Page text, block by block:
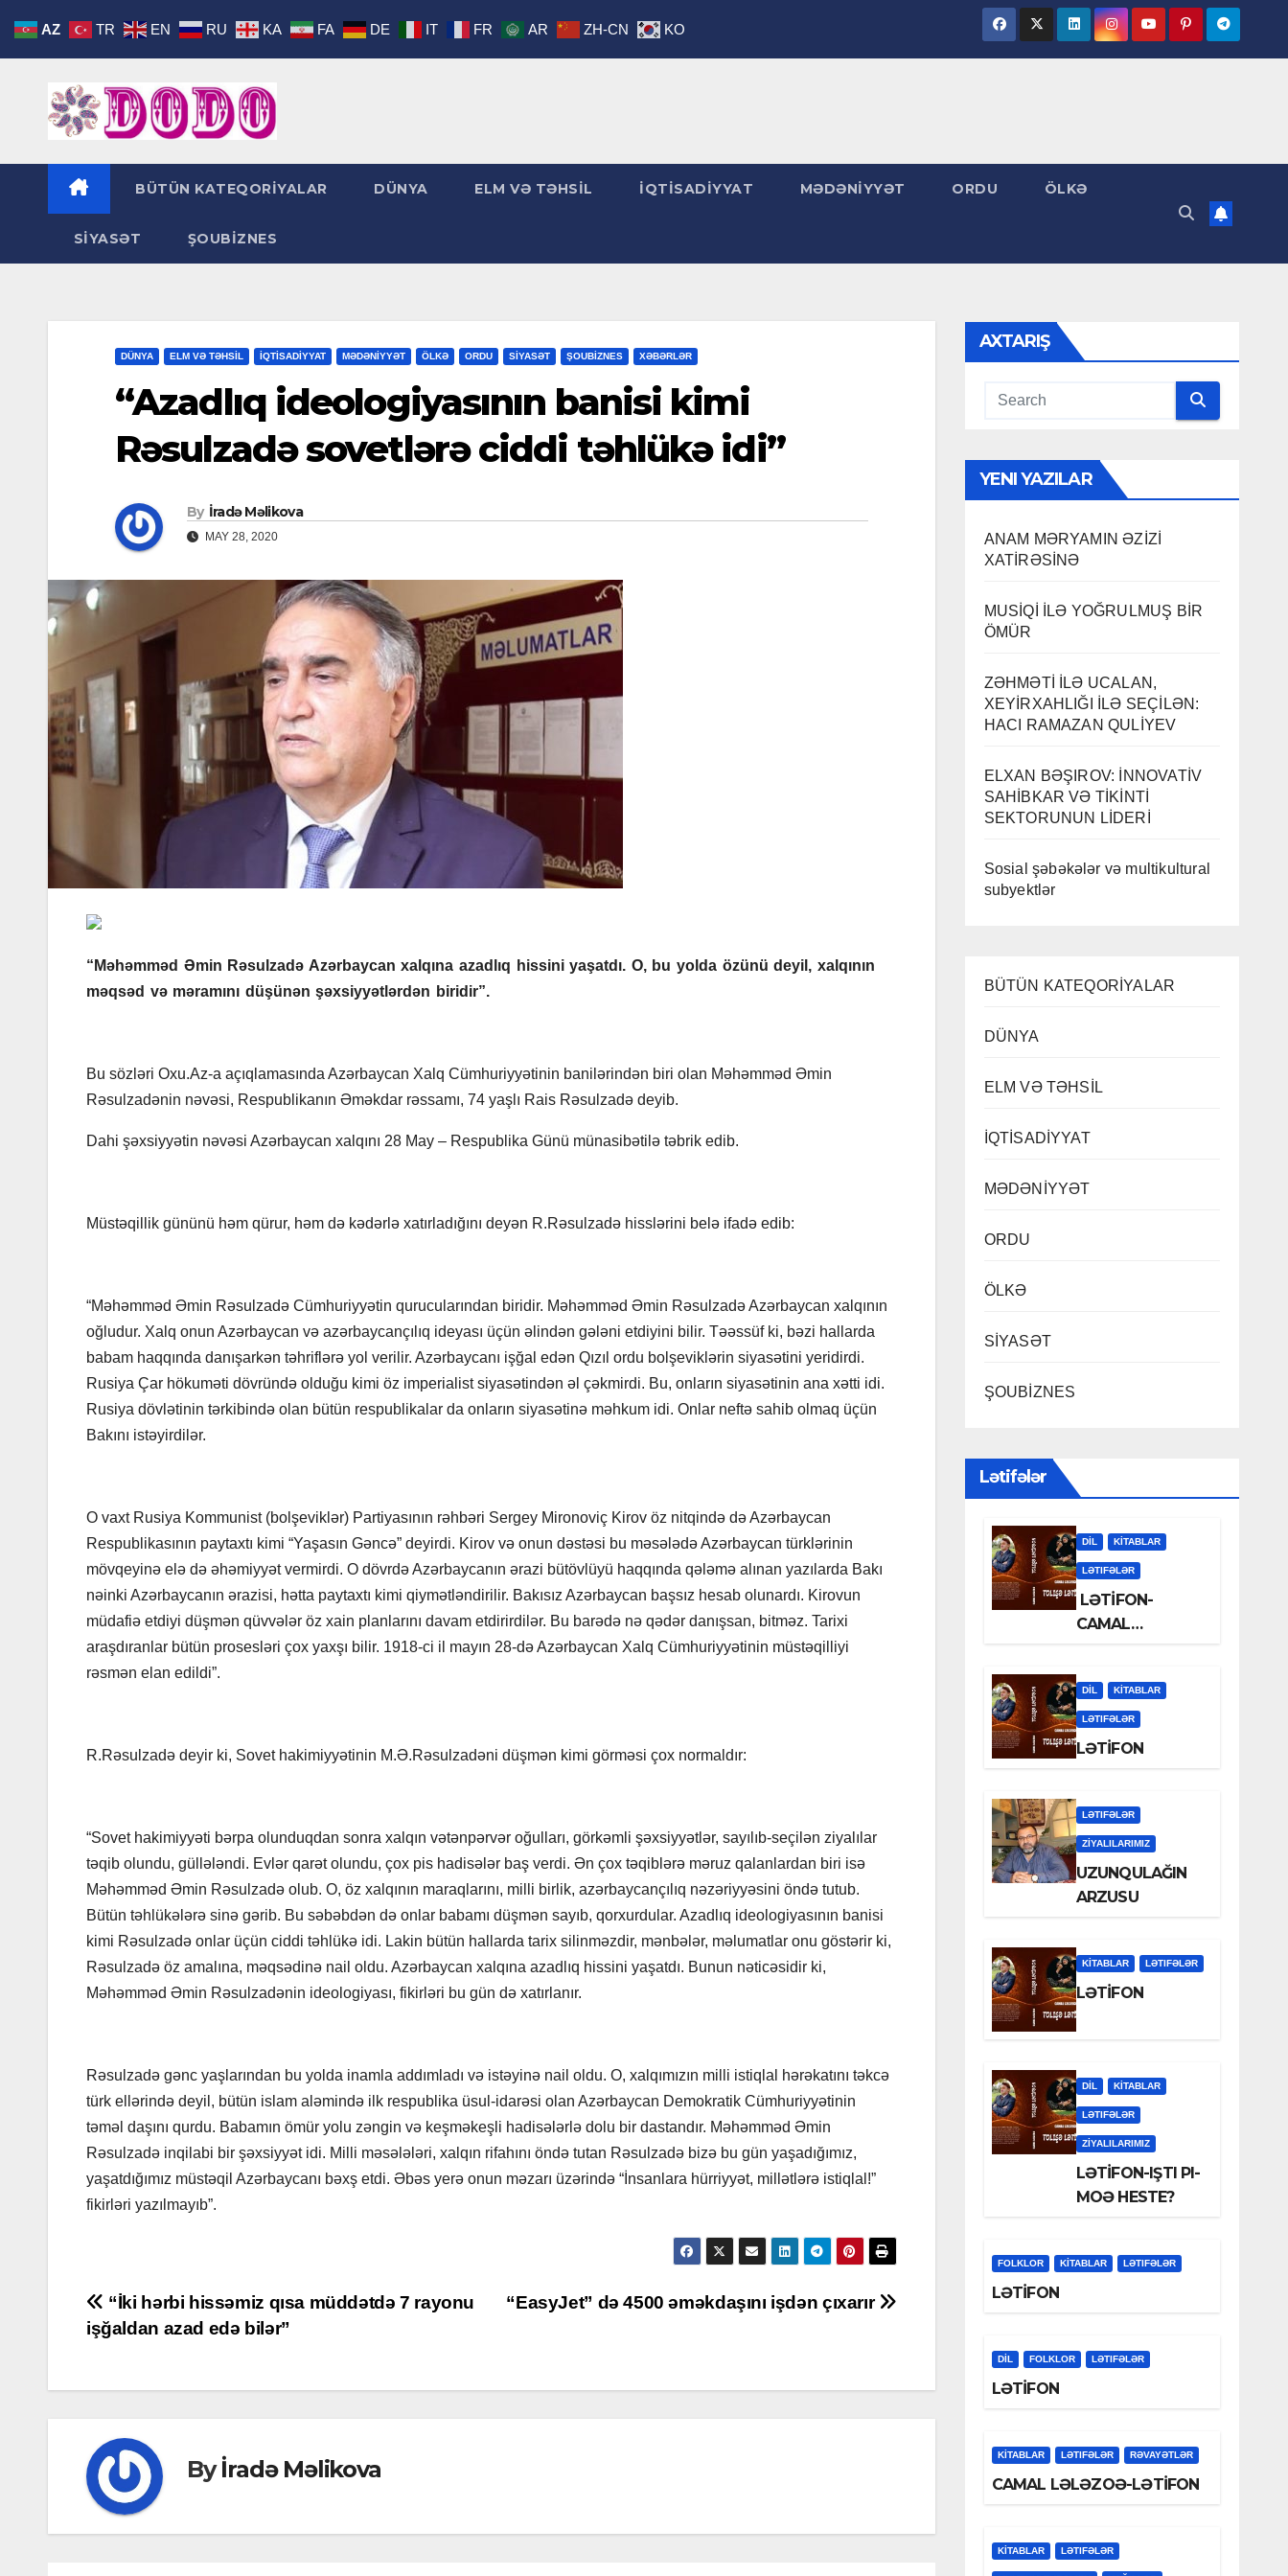
BÜTÜN KATEQORİYALAR DÜNYA ELM VƏ TƏHSİL İQTİSADİYYAT MƏDƏNİYYƏT ORDU ÖLKƏ
SİYASƏT ŞOUBİZNES
DÜNYA ELM VƏ TƏHSİL İQTİSADİYYAT MƏDƏNİYYƏT ÖLKƏ ORDU SİYASƏT ŞOUBİZNES XƏBƏRLƏR
“Azadlıq ideologiyasının banisi kimi
Rəsulzadə sovetlərə ciddi təhlükə idi”
By İradə Məlikova
MAY 28, 2020
“Məhəmməd Əmin Rəsulzadə Azərbaycan xalqına azadlıq hissini yaşatdı. O, bu yolda özünü deyil, xalqının
məqsəd və məramını düşünən şəxsiyyətlərdən biridir”.
Bu sözləri Oxu.Az-a açıqlamasında Azərbaycan Xalq Cümhuriyyətinin banilərindən biri olan Məhəmməd Əmin
Rəsulzadənin nəvəsi, Respublikanın Əməkdar rəssamı, 74 yaşlı Rais Rəsulzadə deyib.
Dahi şəxsiyyətin nəvəsi Azərbaycan xalqını 28 May – Respublika Günü münasibətilə təbrik edib.
Müstəqillik gününü həm qürur, həm də kədərlə xatırladığını deyən R.Rəsulzadə hisslərini belə ifadə edib:
“Məhəmməd Əmin Rəsulzadə Cümhuriyyətin qurucularından biridir. Məhəmməd Əmin Rəsulzadə Azərbaycan xalqının
oğludur. Xalq onun Azərbaycan və azərbaycançılıq ideyası üçün əlindən gələni etdiyini bilir. Təəssüf ki, bəzi hallarda
babam haqqında danışarkən təhriflərə yol verilir. Azərbaycanı işğal edən Qızıl ordu bolşeviklərin siyasətini yeridirdi.
Rusiya Çar hökuməti dövründə olduğu kimi öz imperialist siyasətindən əl çəkmirdi. Bu, onların siyasətinin ana xətti idi.
Rusiya dövlətinin tərkibində olan bütün respublikalar da onların siyasətinə məhkum idi. Onlar neftə sahib olmaq üçün
Bakını istəyirdilər.
O vaxt Rusiya Kommunist (bolşeviklər) Partiyasının rəhbəri Sergey Mironoviç Kirov öz nitqində də Azərbaycan
Respublikasının paytaxtı kimi “Yaşasın Gəncə” deyirdi. Kirov və onun dəstəsi bu məsələdə Azərbaycan türklərinin
mövqeyinə elə də əhəmiyyət vermirdi. O dövrdə Azərbaycanın ərazi bütövlüyü haqqında qələmə alınan yazılarda Bakı
nəinki Azərbaycanın ərazisi, hətta paytaxtı kimi qiymətləndirilir. Bakısız Azərbaycan başsız hesab olunardı. Kirovun
müdafiə etdiyi düşmən qüvvələr öz xain planlarını davam etdirirdilər. Bu barədə nə qədər danışsan, bitməz. Tarixi
araşdıranlar bütün prosesləri çox yaxşı bilir. 1918-ci il mayın 28-də Azərbaycan Xalq Cümhuriyyətinin müstəqilliyi
rəsmən elan edildi”.
R.Rəsulzadə deyir ki, Sovet hakimiyyətinin M.Ə.Rəsulzadəni düşmən kimi görməsi çox normaldır:
“Sovet hakimiyyəti bərpa olunduqdan sonra xalqın vətənpərvər oğulları, görkəmli şəxsiyyətlər, sayılıb-seçilən ziyalılar
təqib olundu, güllələndi. Evlər qarət olundu, çox pis hadisələr baş verdi. Ən çox təqiblərə məruz qalanlardan biri isə
Məhəmməd Əmin Rəsulzadə olub. O, öz xalqının maraqlarını, milli birlik, azərbaycançılıq nəzəriyyəsini öndə tutub.
Bütün təhlükələrə sinə gərib. Bu səbəbdən də onlar babamı düşmən sayıb, qorxurdular. Azadlıq ideologiyasının banisi
kimi Rəsulzadə onlar üçün ciddi təhlükə idi. Lakin bütün hallarda tarix silinməzdir, mənbələr, məlumatlar onu göstərir ki,
Rəsulzadə öz amalına, məqsədinə nail oldu. Azərbaycan xalqına azadlıq hissini yaşatdı. Bunun nəticəsidir ki,
Məhəmməd Əmin Rəsulzadənin ideologiyası, fikirləri bu gün də xatırlanır.
Rəsulzadə gənc yaşlarından bu yolda inamla addımladı və istəyinə nail oldu. O, xalqımızın milli istiqlal hərəkatını təkcə
türk ellərində deyil, bütün islam aləmində ilk respublika üsul-idarəsi olan Azərbaycan Demokratik Cümhuriyyətinin
təməl daşını qurdu. Babamın ömür yolu zəngin və keşməkeşli hadisələrlə dolu bir dastandır. Məhəmməd Əmin
Rəsulzadə inqilabi bir şəxsiyyət idi. Milli məsələləri, xalqın rifahını öndə tutan Rəsulzadə bizə bu gün yaşadığımız,
yaşatdığımız müstəqil Azərbaycanı bəxş etdi. Əbəs yerə onun məzarı üzərində “İnsanlara hürriyyət, millətlərə istiqlal!”
fikirləri yazılmayıb”.
Post
navigation
“EasyJet” də 4500 əməkdaşını işdən çıxarır
“İki hərbi hissəmiz qısa müddətdə 7 rayonu
işğaldan azad edə bilər”
Byİradə Məlikova
AXTARIŞ
YENI YAZILAR
ANAM MƏRYAMIN ƏZİZİ
XATİRƏSİNƏ
MUSİQİ İLƏ YOĞRULMUŞ BİR
ÖMÜR
ZƏHMƏTİ İLƏ UCALAN,
XEYİRXAHLIĞI İLƏ SEÇİLƏN:
HACI RAMAZAN QULİYEV
ELXAN BƏŞIROV: İNNOVATİV
SAHİBKAR VƏ TİKİNTİ
SEKTORUNUN LİDERİ
Sosial şəbəkələr və multikultural
subyektlər
BÜTÜN KATEQORİYALAR
DÜNYA
ELM VƏ TƏHSİL
İQTİSADİYYAT
MƏDƏNİYYƏT
ORDU
ÖLKƏ
SİYASƏT
ŞOUBİZNES
Lətifələr
DİL KİTABLAR
LƏTIFƏLƏR
LƏTİFON-
CAMAL
DİL KİTABLAR
LƏTIFƏLƏR
LƏTİFON
LƏTIFƏLƏR
ZİYALILARIMIZ
UZUNQULAĞIN
ARZUSU
KİTABLAR LƏTIFƏLƏR
LƏTİFON
DİL KİTABLAR
LƏTIFƏLƏR
ZİYALILARIMIZ
LƏTİFON-IŞTI PI-
MOƏ HESTE?
FOLKLOR KİTABLAR LƏTIFƏLƏR
LƏTİFON
DİL FOLKLOR LƏTIFƏLƏR
LƏTİFON
KİTABLAR LƏTIFƏLƏR RƏVAYƏTLƏR
CAMAL LƏLƏZOƏ-LƏTİFON
KİTABLAR LƏTIFƏLƏR
AZ TR EN RU KA FA DE IT FR AR ZH-CN KO